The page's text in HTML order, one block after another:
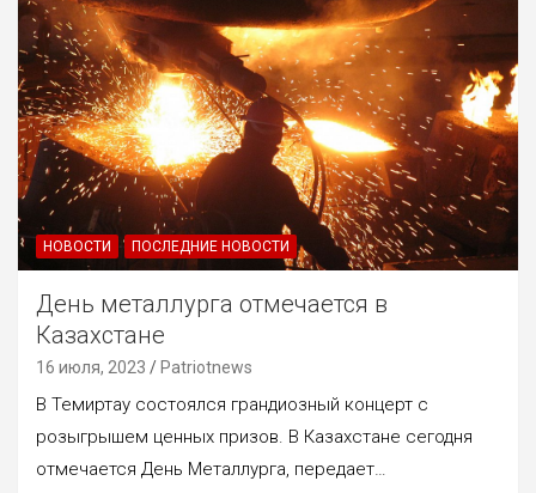
НОВОСТИ ПОСЛЕДНИЕ НОВОСТИ
День металлурга отмечается в
Казахстане
16 июля, 2023 Patriotnews
В Темиртау состоялся грандиозный концерт с
розыгрышем ценных призов. В Казахстане сегодня
отмечается День Металлурга, передает…